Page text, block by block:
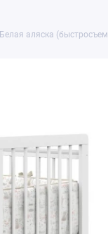
аляска